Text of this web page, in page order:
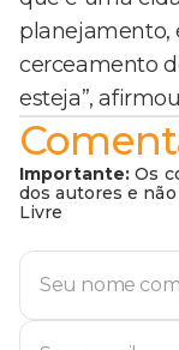
planejamento,
cerceamento
esteja”,
Importante: Os
dos autores e
Livre